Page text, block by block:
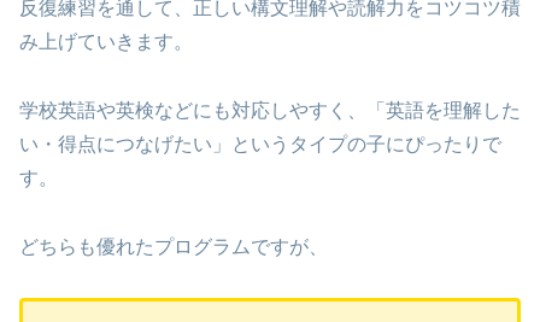
反復練習を通して、正しい構文理解や読解力をコツコツ積
み上げていきます。
学校英語や英検などにも対応しやすく、「英語を理解した
い・得点につなげたい」というタイプの子にぴったりで
す。
どちらも優れたプログラムですが、